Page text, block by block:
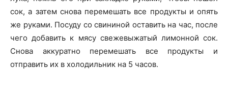
сок, а затем снова перемешать все продукты и опять
же руками. Посуду со свининой оставить на час, после
чего добавить к мясу свежевыжатый лимонной сок.
Снова аккуратно перемешать все продукты и
отправить их в холодильник на 5 часов.